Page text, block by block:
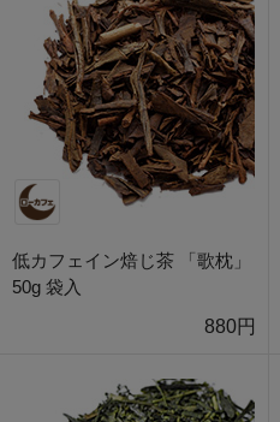
低カフェイン焙じ茶 「歌枕」
50g 袋入
880円